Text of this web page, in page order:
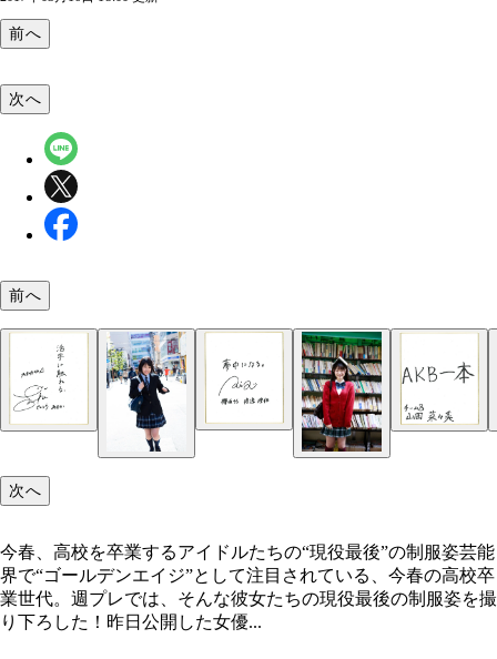
前へ
次へ
前へ
次へ
今春、高校を卒業するアイドルたちの“現役最後”の制服姿芸能
界で“ゴールデンエイジ”として注目されている、今春の高校卒
業世代。週プレでは、そんな彼女たちの現役最後の制服姿を撮
り下ろした！昨日公開した女優...